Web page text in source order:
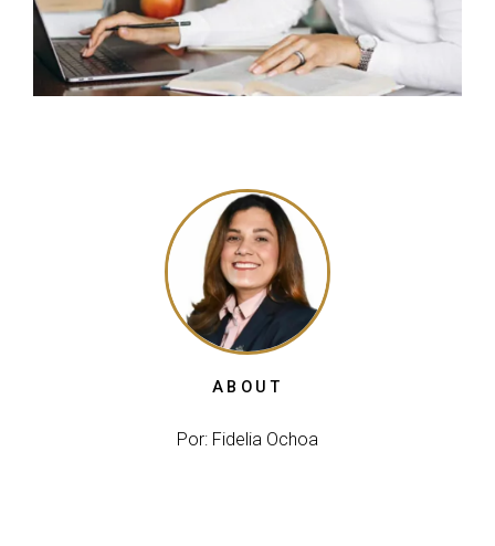
ABOUT
Por: Fidelia Ochoa